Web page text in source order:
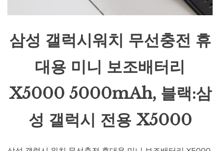
삼성 갤럭시워치 무선충전 휴
대용 미니 보조배터리
X5000 5000mAh, 블랙:삼
성 갤럭시 전용 X5000